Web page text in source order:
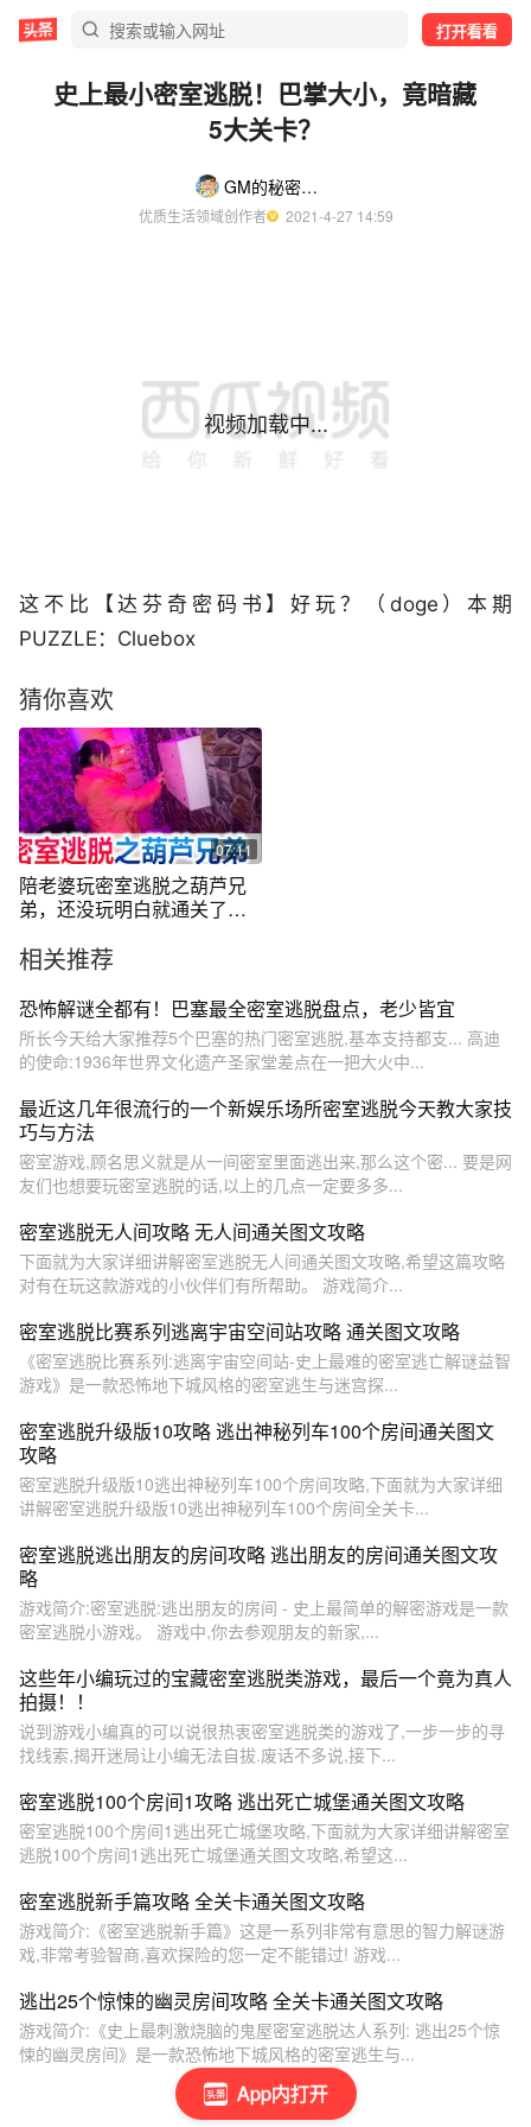
打开看看
App内打开
史上最小密室逃脱！巴掌大小，竟暗藏
5大关卡？
GM的秘密基地
优质生活领域创作者
  2021-4-27 14:59
视频加载中...
这不比【达芬奇密码书】好玩？（doge）本期
PUZZLE：Cluebox
猜你喜欢
07:11
陪老婆玩密室逃脱之葫芦兄
弟，还没玩明白就通关了，
相关推荐
恐怖解谜全都有！巴塞最全密室逃脱盘点，老少皆宜
所长今天给大家推荐5个巴塞的热门密室逃脱,基本支持都支... 高迪
的使命:1936年世界文化遗产圣家堂差点在一把大火中...
最近这几年很流行的一个新娱乐场所密室逃脱今天教大家技
巧与方法
密室游戏,顾名思义就是从一间密室里面逃出来,那么这个密... 要是网
友们也想要玩密室逃脱的话,以上的几点一定要多多...
密室逃脱无人间攻略 无人间通关图文攻略
下面就为大家详细讲解密室逃脱无人间通关图文攻略,希望这篇攻略
对有在玩这款游戏的小伙伴们有所帮助。 游戏简介...
密室逃脱比赛系列逃离宇宙空间站攻略 通关图文攻略
《密室逃脱比赛系列:逃离宇宙空间站-史上最难的密室逃亡解谜益智
游戏》是一款恐怖地下城风格的密室逃生与迷宫探...
密室逃脱升级版10攻略 逃出神秘列车100个房间通关图文
攻略
密室逃脱升级版10逃出神秘列车100个房间攻略,下面就为大家详细
讲解密室逃脱升级版10逃出神秘列车100个房间全关卡...
密室逃脱逃出朋友的房间攻略 逃出朋友的房间通关图文攻
略
游戏简介:密室逃脱:逃出朋友的房间 - 史上最简单的解密游戏是一款
密室逃脱小游戏。 游戏中,你去参观朋友的新家,...
这些年小编玩过的宝藏密室逃脱类游戏，最后一个竟为真人
拍摄！！
说到游戏小编真的可以说很热衷密室逃脱类的游戏了,一步一步的寻
找线索,揭开迷局让小编无法自拔.废话不多说,接下...
密室逃脱100个房间1攻略 逃出死亡城堡通关图文攻略
密室逃脱100个房间1逃出死亡城堡攻略,下面就为大家详细讲解密室
逃脱100个房间1逃出死亡城堡通关图文攻略,希望这...
密室逃脱新手篇攻略 全关卡通关图文攻略
游戏简介:《密室逃脱新手篇》这是一系列非常有意思的智力解谜游
戏,非常考验智商,喜欢探险的您一定不能错过! 游戏...
逃出25个惊悚的幽灵房间攻略 全关卡通关图文攻略
游戏简介:《史上最刺激烧脑的鬼屋密室逃脱达人系列: 逃出25个惊
悚的幽灵房间》是一款恐怖地下城风格的密室逃生与...